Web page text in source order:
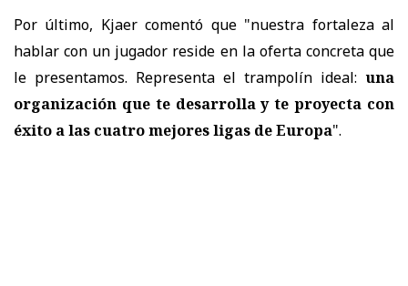
Por último, Kjaer comentó que "nuestra fortaleza al
hablar con un jugador reside en la oferta concreta que
le presentamos. Representa el trampolín ideal: una
organización que te desarrolla y te proyecta con
éxito a las cuatro mejores ligas de Europa".